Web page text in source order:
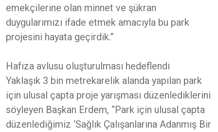
emekçilerine olan minnet ve şükran
duygularımızı ifade etmek amacıyla bu park
projesini hayata geçirdik.”
Hafıza avlusu oluşturulması hedeflendi
Yaklaşık 3 bin metrekarelik alanda yapılan park
için ulusal çapta proje yarışması düzenlediklerini
söyleyen Başkan Erdem, “Park için ulusal çapta
düzenlediğimiz ‘Sağlık Çalışanlarına Adanmış Bir